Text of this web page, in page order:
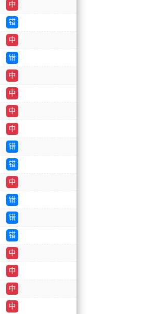
中
错
中
错
中
中
中
中
错
错
中
错
错
错
中
中
中
中